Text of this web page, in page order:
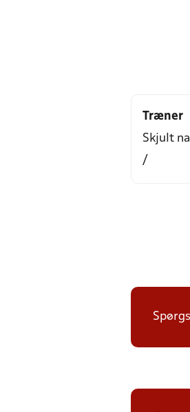
Træner
Skjult
/